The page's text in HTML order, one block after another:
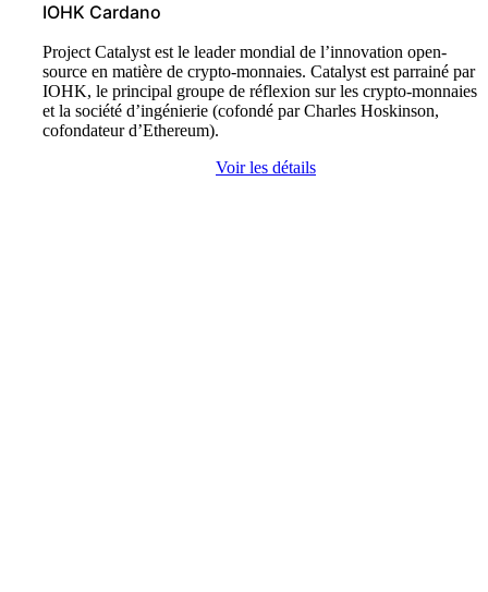
IOHK Cardano
Project Catalyst est le leader mondial de l’innovation open-
source en matière de crypto-monnaies. Catalyst est parrainé par
IOHK, le principal groupe de réflexion sur les crypto-monnaies
et la société d’ingénierie (cofondé par Charles Hoskinson,
cofondateur d’Ethereum).
Voir les détails